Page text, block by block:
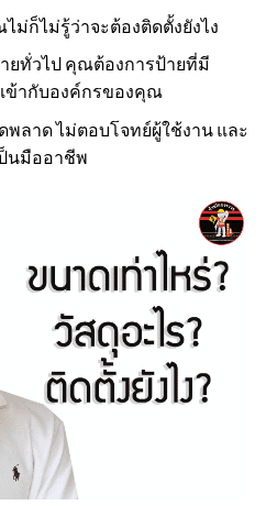
ก็ไม่รู้ว่าจะต้องติดตั้งยังไง
ยทั่วไป คุณต้องการป้ายที่มี
ข้ากับองค์กรของคุณ
ลาด ไม่ตอบโจทย์ผู้ใช้งาน และ
นมืออาชีพ